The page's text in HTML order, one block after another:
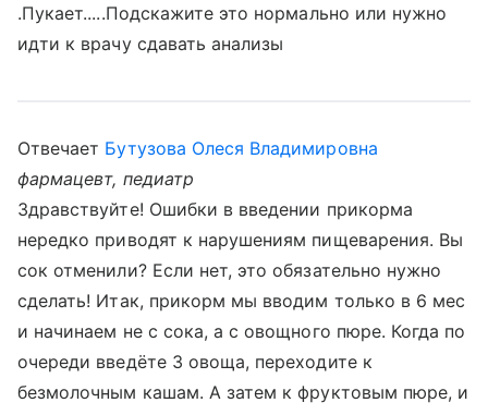
.Пукает.....Подскажите это нормально или нужно
идти к врачу сдавать анализы
Отвечает Бутузова Олеся Владимировна
фармацевт, педиатр
Здравствуйте! Ошибки в введении прикорма
нередко приводят к нарушениям пищеварения. Вы
сок отменили? Если нет, это обязательно нужно
сделать! Итак, прикорм мы вводим только в 6 мес
и начинаем не с сока, а с овощного пюре. Когда по
очереди введёте 3 овоща, переходите к
безмолочным кашам. А затем к фруктовым пюре, и